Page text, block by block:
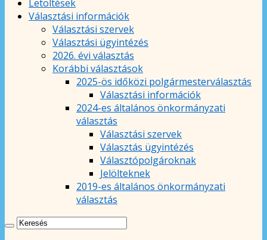
Letöltések
Választási információk
Választási szervek
Választási ügyintézés
2026. évi választás
Korábbi választások
2025-ös időközi polgármesterválasztás
Választási információk
2024-es általános önkormányzati
választás
Választási szervek
Választás ügyintézés
Választópolgároknak
Jelölteknek
2019-es általános önkormányzati
választás